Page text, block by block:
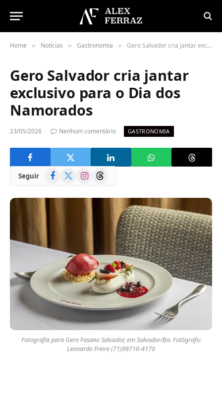
Home » Notícias » Gastronomia » Gero Salvador cria jantar exclusivo para o Dia dos Namorados
Gero Salvador cria jantar
exclusivo para o Dia dos
Namorados
23/05/2026 Nenhum comentário GASTRONOMIA
Seguir Facebook
(Twitter)
InstagramThreads
Fotografia para Gero Fasano Salvador, em Salvador/Ba. Fotógrafo:
Leonardo Freire (71)99710-4170